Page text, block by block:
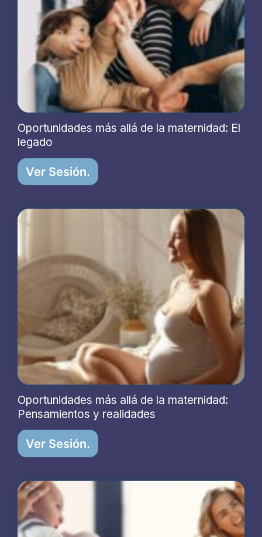
Oportunidades más allá de la maternidad: El
legado
Ver Sesión.
Oportunidades más allá de la maternidad:
Pensamientos y realidades
Ver Sesión.